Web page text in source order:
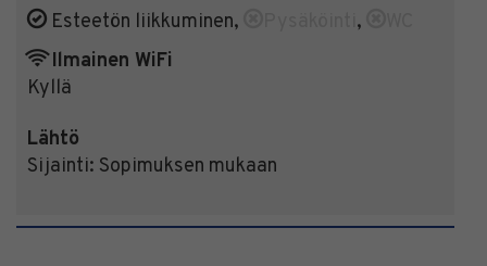
Esteetön liikkuminen, ,
Ilmainen WiFi
Kyllä
Lähtö
Sijainti: Sopimuksen mukaan